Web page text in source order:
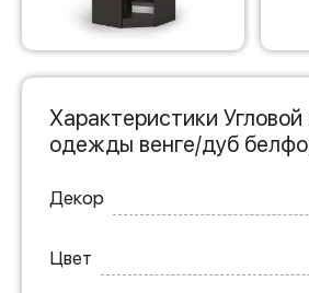
Характеристики
одежды венге/дуб
Декор
Цвет